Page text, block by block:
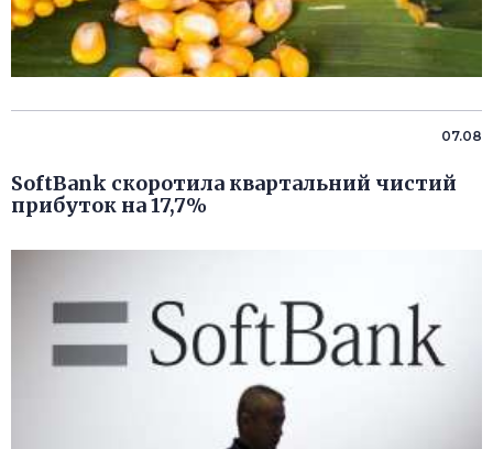
07.08
SoftBank скоротила квартальний чистий
прибуток на 17,7%